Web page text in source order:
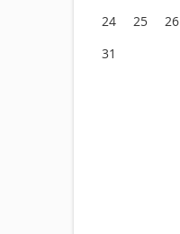
24
25 26
31